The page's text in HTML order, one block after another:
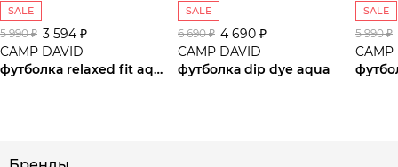
SALE
5 990 ₽ 3 594 ₽
CAMP DAVID
футболка relaxed fit aqua
SALE
6 690 ₽ 4 690 ₽
CAMP DAVID
футболка dip dye aqua
SALE
5 990 ₽
CAMP